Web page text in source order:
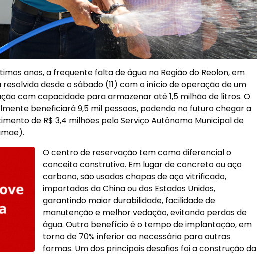
anos, a frequente falta de água na Região do Reolon, em
resolvida desde o sábado (11) com o início de operação de um
com capacidade para armazenar até 1,5 milhão de litros. O
beneficiará 9,5 mil pessoas, podendo no futuro chegar a
de R$ 3,4 milhões pelo Serviço Autônomo Municipal de
O centro de reservação tem como diferencial o
conceito construtivo. Em lugar de concreto ou aço
carbono, são usadas chapas de aço vitrificado,
importadas da China ou dos Estados Unidos,
garantindo maior durabilidade, facilidade de
manutenção e melhor vedação, evitando perdas de
água. Outro benefício é o tempo de implantação, em
torno de 70% inferior ao necessário para outras
formas. Um dos principais desafios foi a construção da